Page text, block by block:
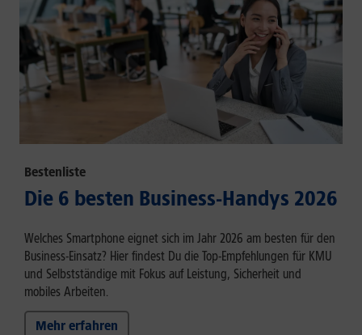
Bestenliste
Die 6 besten Business-Handys 2026
Welches Smartphone eignet sich im Jahr 2026 am besten für den
Business-Einsatz? Hier findest Du die Top-Empfehlungen für KMU
und Selbstständige mit Fokus auf Leistung, Sicherheit und
mobiles Arbeiten.
Mehr erfahren